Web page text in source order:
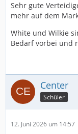
Sehr gute
mehr auf dem
White und Wilkie
Bedarf vorbei und
Center
Schüler
12. Juni 2026 um 14:57